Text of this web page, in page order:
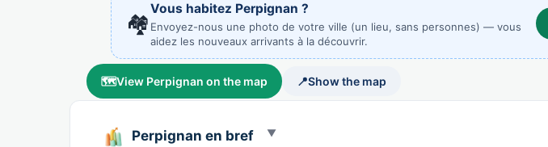
🏘️
Vous habitez Perpignan ?
Envoyez-nous une photo de votre ville (un lieu, sans personnes) — vous
aidez les nouveaux arrivants à la découvrir.
🗺️View Perpignan on the map 📍Show the map
Perpignan en bref